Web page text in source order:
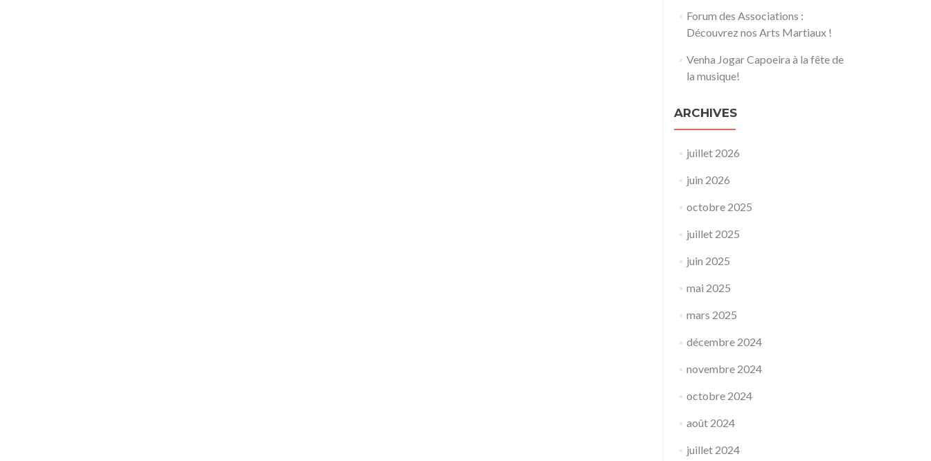
Forum des Associations :
Découvrez nos Arts Martiaux !
Venha Jogar Capoeira à la fête de
la musique!
ARCHIVES
juillet 2026
juin 2026
octobre 2025
juillet 2025
juin 2025
mai 2025
mars 2025
décembre 2024
novembre 2024
octobre 2024
août 2024
juillet 2024